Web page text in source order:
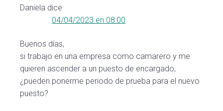
Daniela dice
04/04/2023 en 08:00
Buenos días,
si trabajo en una empresa como camarero y me
quieren ascender a un puesto de encargado,
¿pueden ponerme periodo de prueba para el nuevo
puesto?